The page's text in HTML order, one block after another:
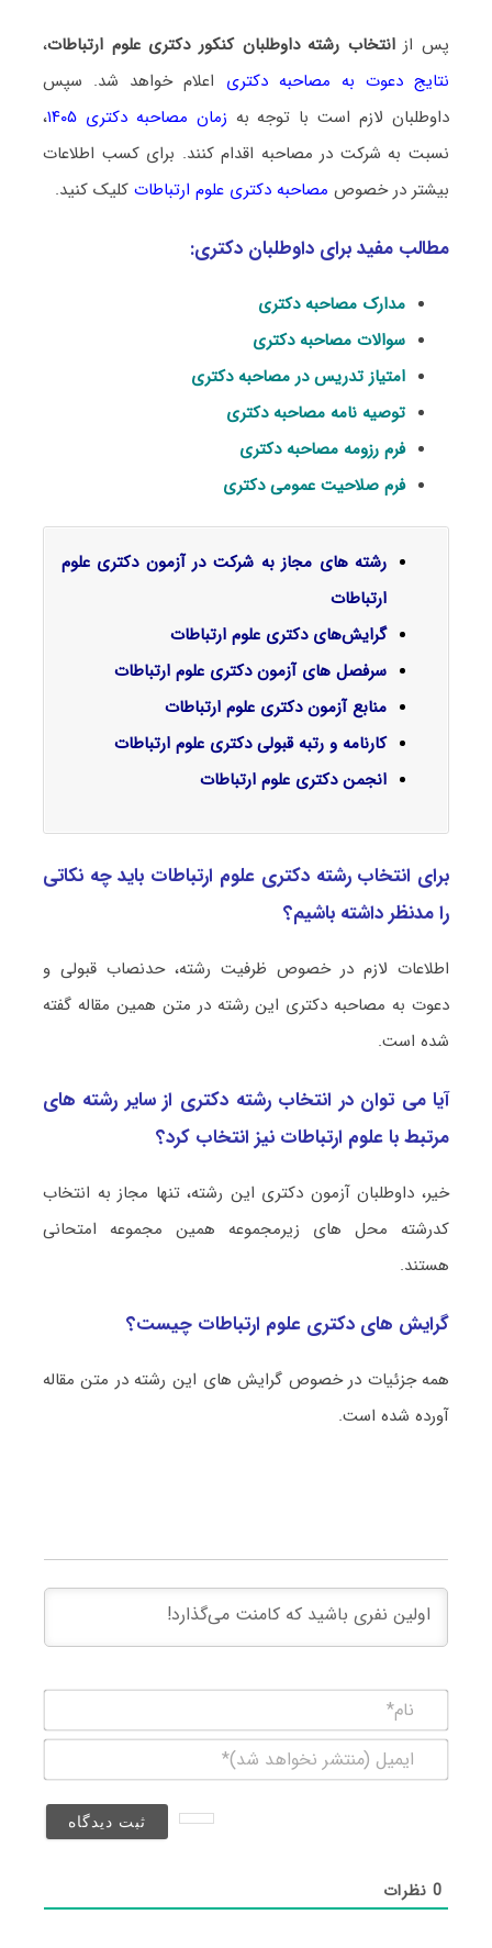
پس ازانتخاب رشته داوطلبان کنکور دکتری علوم ارتباطات،
نتایج دعوت به مصاحبه دکتری اعلام خواهد شد. سپس
داوطلبان لازم است با توجه به زمان مصاحبه دکتری ۱۴۰۵
،
نسبت به شرکت در مصاحبه اقدام کنند. برای کسب اطلاعات
بیشتر در خصوص مصاحبه دکتری علوم ارتباطاتکلیک کنید.
مطالب مفید برای داوطلبان دکتری:
مدارک مصاحبه دکتری
سوالات مصاحبه دکتری
امتیاز تدریس در مصاحبه دکتری
توصیه نامه مصاحبه دکتری
فرم رزومه مصاحبه دکتری
فرم صلاحیت عمومی دکتری
رشته های مجاز به شرکت در آزمون دکتری علوم
ارتباطات
گرایش‌های دکتری علوم ارتباطات
سرفصل‌ های آزمون دکتری علوم ارتباطات
منابع آزمون دکتری علوم ارتباطات
کارنامه و رتبه قبولی دکتری علوم ارتباطات
انجمن دکتری علوم ارتباطات
برای انتخاب رشته دکتری علوم ارتباطات باید چه نکاتی
را مدنظر داشته باشیم؟
اطلاعات لازم در خصوص ظرفیت رشته، حدنصاب قبولی و
دعوت به مصاحبه دکتری این رشته در متن همین مقاله گفته
شده است.
آیا می توان در انتخاب رشته دکتری از سایر رشته های
مرتبط با علوم ارتباطات نیز انتخاب کرد؟
خیر، داوطلبان آزمون دکتری این رشته، تنها مجاز به انتخاب
کدرشته محل های زیرمجموعه همین مجموعه امتحانی
هستند.
گرایش های دکتری علوم ارتباطات چیست؟
همه جزئیات در خصوص گرایش های این رشته در متن مقاله
آورده شده است.
(منتشر
0نظرات